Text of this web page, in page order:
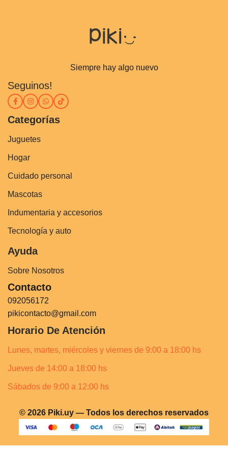
Siempre hay algo nuevo
Seguinos!
Categorías
Juguetes
Hogar
Cuidado personal
Mascotas
Indumentaria y accesorios
Tecnología y auto
Ayuda
Sobre Nosotros
Contacto
092056172
pikicontacto@gmail.com
Horario De Atención
Lunes, martes, miércoles y viernes de 9:00 a 18:00 hs
Jueves de 14:00 a 18:00 hs
Sábados de 9:00 a 12:00 hs
© 2026 Piki.uy — Todos los derechos reservados